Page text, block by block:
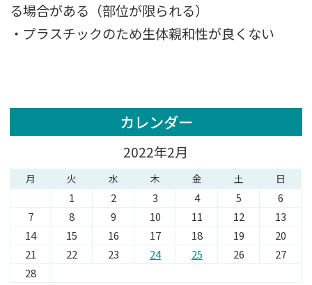
る場合がある（部位が限られる）
・プラスチックのため生体親和性が良くない
カレンダー
2022年2月
月 火 水 木 金 土 日
1 2 3 4 5
6
7
8 9 10 11 12
13
14
15 16 17 18 19
20
21
22 23 24 25 26
27
28